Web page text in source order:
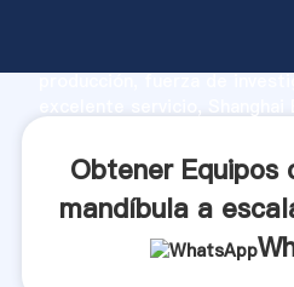
producción, fuerza de
aporta valores a todos los
Obtener Equipos
mandíbula a